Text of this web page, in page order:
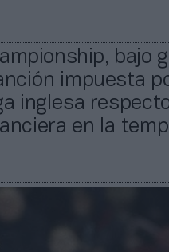
bajo
impuesta
inglesa
en la